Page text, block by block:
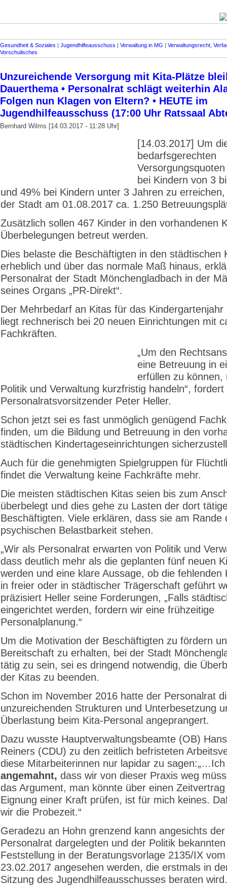
Gesundheit & Soziales | Jugendhilfeausschuss | Verwaltung in MG | Verwaltungsrecht,
Vorschulisches
Unzureichende Versorgung mit Kita-Plätze
Dauerthema • Personalrat schlägt weiterhin
Folgen nun Klagen von Eltern? • HEUTE im
Jugendhilfeausschuss (17:00 Uhr Ratssaal
Bernhard Wilms [14.03.2017 - 11:28 Uhr]
[14.03.2017] Um
bedarfsgerechten
bei Kindern von 3
und 49% bei Kindern unter 3 Jahren zu
der Stadt am 01.08.2017 ca. 1.250
Zusätzlich sollen 467 Kinder in den vorhandenen
Überbelegungen betreut werden.
Dies belaste die Beschäftigten in den städtischen
erheblich und über das normale Maß hinaus,
Personalrat der Stadt Mönchengladbach in der
seines Organs „PR-Direkt“.
Der Mehrbedarf an Kitas für das Kindergartenjahr
liegt rechnerisch bei 20 neuen Einrichtungen mit
Fachkräften.
„Um den
eine Betreuung in
erfüllen zu können,
Politik und Verwaltung kurzfristig handeln“, fordert
Personalratsvorsitzender Peter Heller.
Schon jetzt sei es fast unmöglich genügend
finden, um die Bildung und Betreuung in den
städtischen Kindertageseinrichtungen
Auch für die genehmigten Spielgruppen für
findet die Verwaltung keine Fachkräfte mehr.
Die meisten städtischen Kitas seien bis zum
überbelegt und dies gehe zu Lasten der dort
Beschäftigten. Viele erklären, dass sie am Rande
psychischen Belastbarkeit stehen.
„Wir als Personalrat erwarten von Politik und
dass deutlich mehr als die geplanten fünf neuen
werden und eine klare Aussage, ob die fehlenden
in freier oder in städtischer Trägerschaft geführt
präzisiert Heller seine Forderungen, „Falls
eingerichtet werden, fordern wir eine frühzeitige
Personalplanung.“
Um die Motivation der Beschäftigten zu fördern
Bereitschaft zu erhalten, bei der Stadt
tätig zu sein, sei es dringend notwendig, die
der Kitas zu beenden.
Schon im November 2016 hatte der Personalrat
unzureichenden Strukturen und Unterbesetzung
Überlastung beim Kita-Personal angeprangert.
Dazu wusste Hauptverwaltungsbeamte (OB)
Reiners (CDU) zu den zeitlich befristeten
diese Mitarbeiterinnen nur lapidar zu
angemahnt, dass wir von dieser Praxis weg
das Argument, man könnte über einen
Eignung einer Kraft prüfen, ist für mich keines.
wir die Probezeit.“
Geradezu an Hohn grenzend kann angesichts
Personalrat dargelegten und der Politik
Feststellung in der Beratungsvorlage 2135/IX vom
23.02.2017 angesehen werden, die erstmals in
Sitzung des Jugendhilfeausschusses beraten wird.